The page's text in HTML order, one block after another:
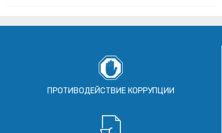
ПРОТИВОДЕЙСТВИЕ КОРРУПЦИИ